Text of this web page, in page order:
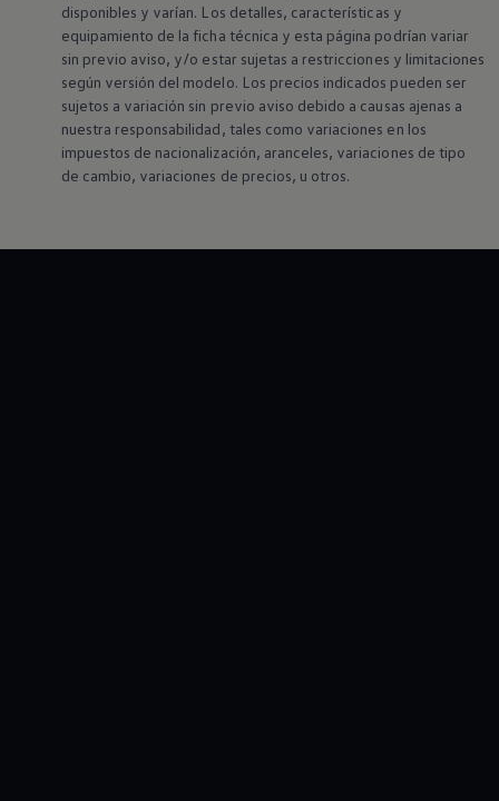
disponibles y varían. Los detalles, características y
equipamiento de la ficha técnica y esta página podrían variar
sin previo aviso, y/o estar sujetas a restricciones y limitaciones
según versión del modelo. Los precios indicados pueden ser
sujetos a variación sin previo aviso debido a causas ajenas a
nuestra responsabilidad, tales como variaciones en los
impuestos de nacionalización, aranceles, variaciones de tipo
de cambio, variaciones de precios, u otros.